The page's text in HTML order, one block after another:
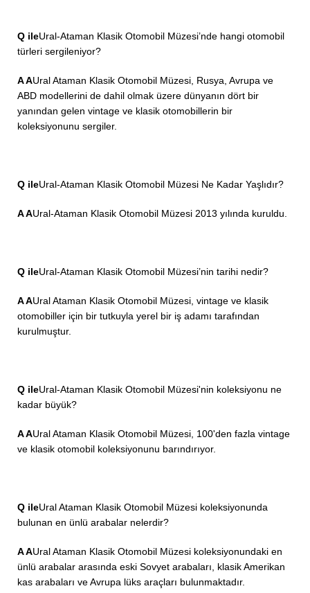
Q ileUral-Ataman Klasik Otomobil Müzesi’nde hangi otomobil
türleri sergileniyor?
A AUral Ataman Klasik Otomobil Müzesi, Rusya, Avrupa ve
ABD modellerini de dahil olmak üzere dünyanın dört bir
yanından gelen vintage ve klasik otomobillerin bir
koleksiyonunu sergiler.
Q ileUral-Ataman Klasik Otomobil Müzesi Ne Kadar Yaşlıdır?
A AUral-Ataman Klasik Otomobil Müzesi 2013 yılında kuruldu.
Q ileUral-Ataman Klasik Otomobil Müzesi’nin tarihi nedir?
A AUral Ataman Klasik Otomobil Müzesi, vintage ve klasik
otomobiller için bir tutkuyla yerel bir iş adamı tarafından
kurulmuştur.
Q ileUral-Ataman Klasik Otomobil Müzesi'nin koleksiyonu ne
kadar büyük?
A AUral Ataman Klasik Otomobil Müzesi, 100'den fazla vintage
ve klasik otomobil koleksiyonunu barındırıyor.
Q ileUral Ataman Klasik Otomobil Müzesi koleksiyonunda
bulunan en ünlü arabalar nelerdir?
A AUral Ataman Klasik Otomobil Müzesi koleksiyonundaki en
ünlü arabalar arasında eski Sovyet arabaları, klasik Amerikan
kas arabaları ve Avrupa lüks araçları bulunmaktadır.